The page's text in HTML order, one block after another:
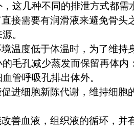
这几种不同的排泄方式都需
接需要有润滑液来避免骨头
。
温度低于体温时，为了维持
毛孔减少蒸发而保留再体内
管呼吸孔排出体外。
进细胞新陈代谢，维持细胞
善血液，组织液的循环，并